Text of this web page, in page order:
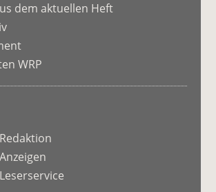
dem aktuellen Heft
WRP